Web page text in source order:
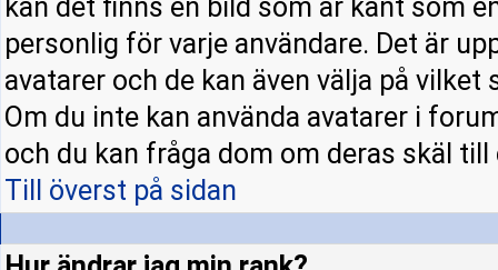
kan det finns en bild som är känt som
personlig för varje användare. Det är
avatarer och de kan även välja på
Om du inte kan använda avatarer i
och du kan fråga dom om deras skäl
Till överst på sidan